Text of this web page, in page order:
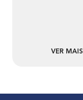
VER MAIS